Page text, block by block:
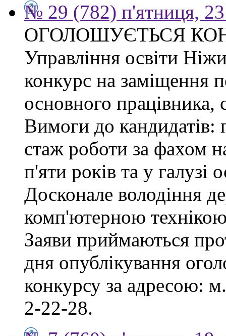
№ 29 (782) п'ятниця,
ОГОЛОШУЄТЬСЯ
Управління освіти
конкурс на заміщення
основного працівника,
Вимоги до кандидатів:
стаж роботи за фахом
п'яти років та у галузі
Досконале володіння
комп'ютерною
Заяви приймаються
дня опублікування
конкурсу за адресою:
2-22-28.